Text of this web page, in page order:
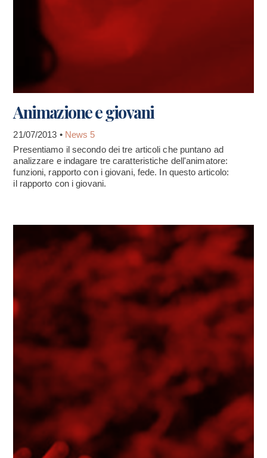
Animazione e giovani
21/07/2013 • News 5
Presentiamo il secondo dei tre articoli che puntano ad
analizzare e indagare tre caratteristiche dell'animatore:
funzioni, rapporto con i giovani, fede. In questo articolo:
il rapporto con i giovani.